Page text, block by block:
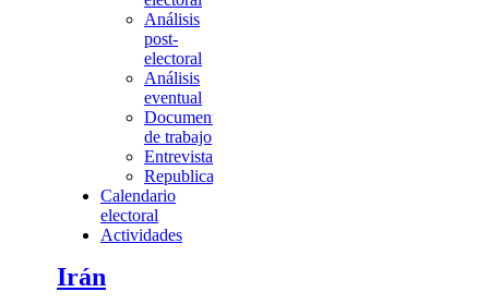
Análisis
post-
electoral
Análisis
eventual
Documentos
de trabajo
Entrevista
Republicación
Calendario
electoral
Actividades
Irán